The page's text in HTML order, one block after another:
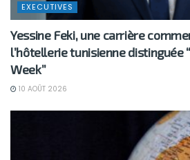
EXECUTIVES
Yessine Feki, une carrière
l’hôtellerie tunisienne distinguée
Week”
10 AOÛT 2026